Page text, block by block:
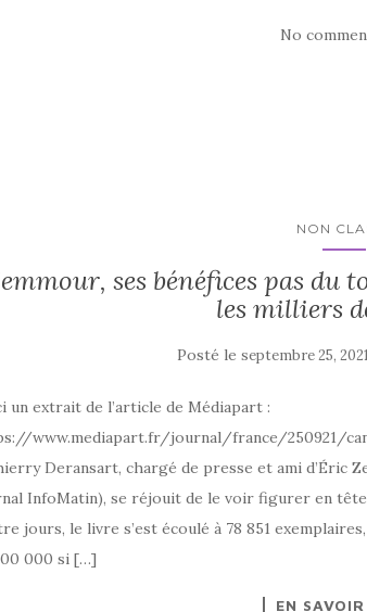
No
NON
ses bénéfices pas du
les milliers
Posté leseptembre 25, 2021
un extrait de l’article de Médiapart :
www.mediapart.fr/journal/france/250921/
Deransart, chargé de presse et ami d’Éric
InfoMatin), se réjouit de le voir figurer en tête
jours, le livre s’est écoulé à 78 851
000 si […]
EN